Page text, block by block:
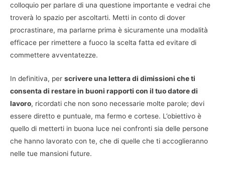
colloquio per parlare di una questione importante e vedrai che
troverà lo spazio per ascoltarti. Metti in conto di dover
procrastinare, ma parlarne prima è sicuramente una modalità
efficace per rimettere a fuoco la scelta fatta ed evitare di
commettere avventatezze.
In definitiva, per scrivere una lettera di dimissioni che ti
consenta di restare in buoni rapporti con il tuo datore di
lavoro, ricordati che non sono necessarie molte parole; devi
essere diretto e puntuale, ma fermo e cortese. L’obiettivo è
quello di metterti in buona luce nei confronti sia delle persone
che hanno lavorato con te, che di quelle che ti accoglieranno
nelle tue mansioni future.